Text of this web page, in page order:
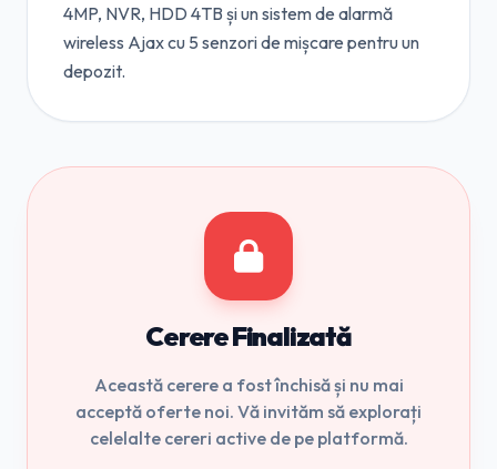
4MP, NVR, HDD 4TB și un sistem de alarmă
wireless Ajax cu 5 senzori de mișcare pentru un
depozit.
Cerere Finalizată
Această cerere a fost închisă și nu mai
acceptă oferte noi. Vă invităm să explorați
celelalte cereri active de pe platformă.